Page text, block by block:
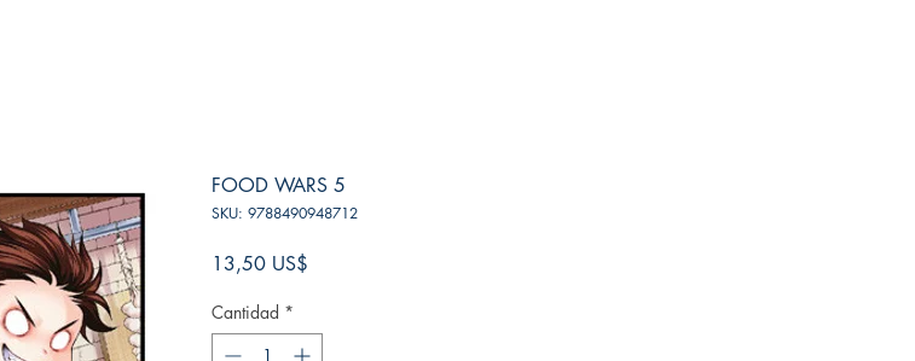
FOOD WARS 5
SKU: 9788490948712
13,50 US$
Cantidad *